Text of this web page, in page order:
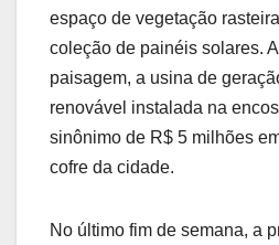
espaço de vegetação
coleção de painéis solares.
paisagem, a usina de
renovável instalada na
sinônimo de R$ 5 milhões
cofre da cidade.
No último fim de semana, a